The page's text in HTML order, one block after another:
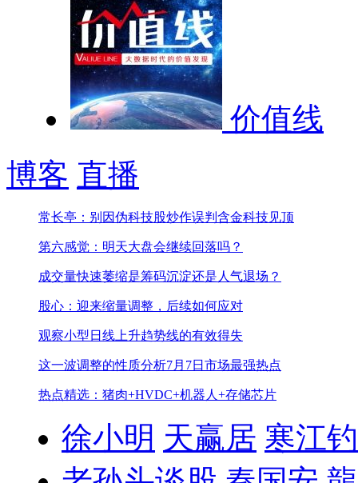
价值线
博客 直播
常长亭：别因伪科技股炒作误判含金科技见顶
第六感觉：明天大盘会继续回落吗？
成交量快速萎缩是筹码沉淀还是人气退场？
股心：迎来缩量调整，后续如何应对
观察小型日线上升趋势线的有效得失
这一波调整的性质分析7月7日市场最强热点
热点精选：猪肉+HVDC+机器人+存储芯片
徐小明 天赢居 寒江